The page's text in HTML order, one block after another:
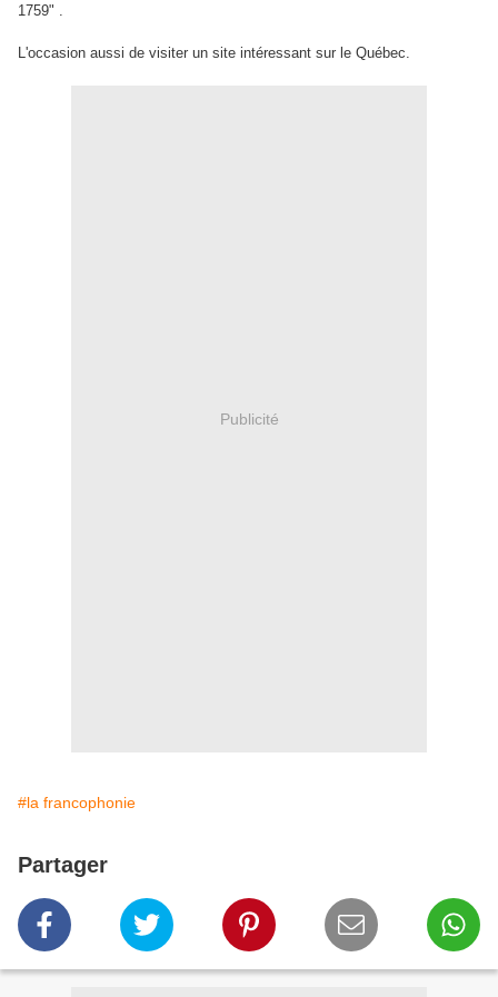
1759" .
L'occasion aussi de visiter un site intéressant sur le Québec.
Publicité
#la francophonie
Partager